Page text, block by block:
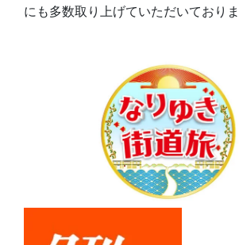
にも多数取り上げていただいておりま